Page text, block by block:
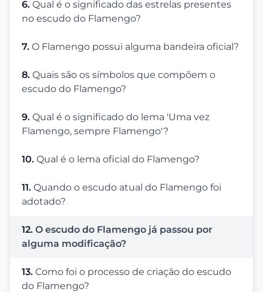
6. Qual é o significado das estrelas presentes
no escudo do Flamengo?
7. O Flamengo possui alguma bandeira oficial?
8. Quais são os símbolos que compõem o
escudo do Flamengo?
9. Qual é o significado do lema 'Uma vez
Flamengo, sempre Flamengo'?
10. Qual é o lema oficial do Flamengo?
11. Quando o escudo atual do Flamengo foi
adotado?
12. O escudo do Flamengo já passou por
alguma modificação?
13. Como foi o processo de criação do escudo
do Flamengo?